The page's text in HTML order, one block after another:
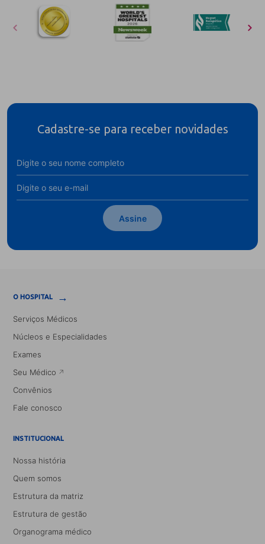
Cadastre-se para receber novidades
Assine
O HOSPITAL →
Serviços Médicos
Núcleos e Especialidades
Exames
Seu Médico
Convênios
Fale conosco
INSTITUCIONAL
Nossa história
Quem somos
Estrutura da matriz
Estrutura de gestão
Organograma médico